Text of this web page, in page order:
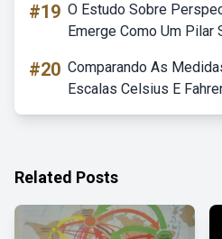
#19 O Estudo Sobre
Emerge Como Um Pilar
#20 Comparando As
Escalas Celsius E
Related Posts